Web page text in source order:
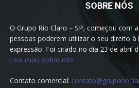
SOBRE NÓS
O Grupo Rio Claro – SP, começou com
pessoas poderem utilizar o seu direito à
expressão. Foi criado no dia 23 de abril
Leia mais sobre nós
Contato comercial: